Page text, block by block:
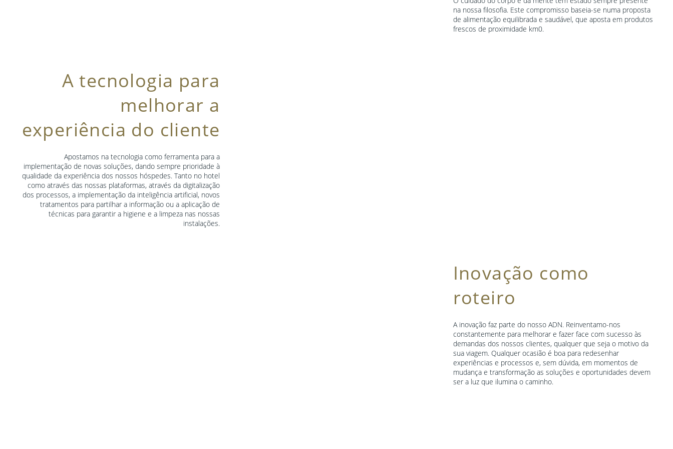
na nossa filosofia. Este compromisso baseia-se numa proposta
de alimentação equilibrada e saudável, que aposta em produtos
frescos de proximidade km0.
A tecnologia para
melhorar a
experiência do cliente
Apostamos na tecnologia como ferramenta para a
implementação de novas soluções, dando sempre prioridade à
qualidade da experiência dos nossos hóspedes. Tanto no hotel
como através das nossas plataformas, através da digitalização
dos processos, a implementação da inteligência artificial, novos
tratamentos para partilhar a informação ou a aplicação de
técnicas para garantir a higiene e a limpeza nas nossas
instalações.
Inovação como
roteiro
A inovação faz parte do nosso ADN. Reinventamo-nos
constantemente para melhorar e fazer face com sucesso às
demandas dos nossos clientes, qualquer que seja o motivo da
sua viagem. Qualquer ocasião é boa para redesenhar
experiências e processos e, sem dúvida, em momentos de
mudança e transformação as soluções e oportunidades devem
ser a luz que ilumina o caminho.